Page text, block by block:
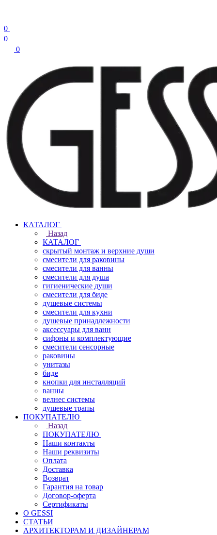
0
0
0
КАТАЛОГ
Назад
КАТАЛОГ
скрытый монтаж и верхние души
смесители для раковины
смесители для ванны
смесители для душа
гигиенические души
смесители для биде
душевые системы
смесители для кухни
душевые принадлежности
аксессуары для ванн
сифоны и комплектующие
смесители сенсорные
раковины
унитазы
биде
кнопки для инсталляций
ванны
велнес системы
душевые трапы
ПОКУПАТЕЛЮ
Назад
ПОКУПАТЕЛЮ
Наши контакты
Наши реквизиты
Оплата
Доставка
Возврат
Гарантия на товар
Договор-оферта
Сертификаты
О GESSI
СТАТЬИ
АРХИТЕКТОРАМ И ДИЗАЙНЕРАМ